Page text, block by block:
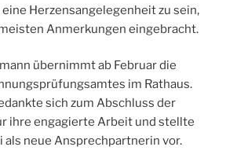
Herzensangelegenheit zu sein,
Anmerkungen eingebracht.
übernimmt ab Februar die
im Rathaus.
sich zum Abschluss der
ihre engagierte Arbeit und stellte
als neue Ansprechpartnerin vor.